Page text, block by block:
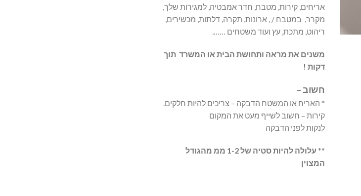
אריחים, קירות, מטבח, חדר אמבטיה, למגירות שלך,
מקרר, במטבח / , ארונות, תקרה, דלתות, מכשירים,
ריהוט, מתכת, עץ ועוד משטחים …….
משנים את מראה ותחושת הבית או המשרד תוך
דקות !
חשוב –
* האריח או המשטח הדבקה – צריכים להיות חלקים.
קירות – חשוב לשייף מעט את המקום
לנקות לפני הדבקה
**
עלולה להיות סטיה של 1-2 ממ מהגודל
המצוין